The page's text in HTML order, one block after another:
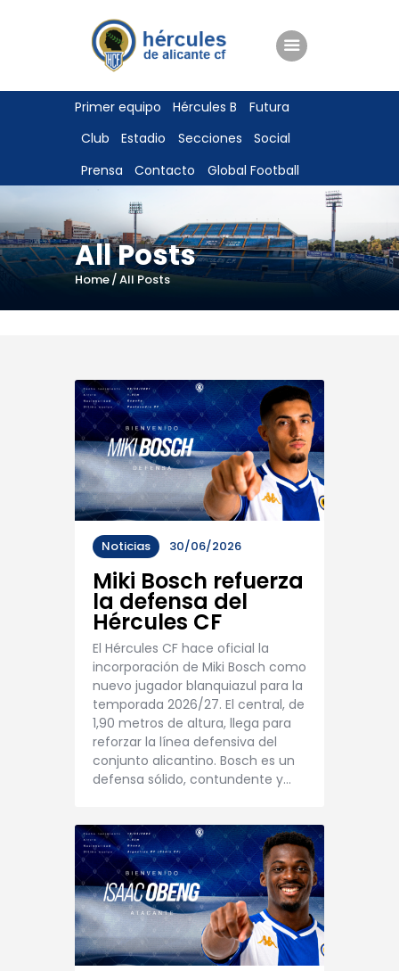
Primer equipo Hércules B
Futura
Club
Estadio Secciones
Social
Prensa
Contacto Global Football
All Posts
Home All Posts
ENTRADAS
TIENDA
HÉRCULESCF100
Noticias 30/06/2026
Miki Bosch refuerza
la defensa del
Hércules CF
El Hércules CF hace oficial la
incorporación de Miki Bosch como
nuevo jugador blanquiazul para la
temporada 2026/27. El central, de
1,90 metros de altura, llega para
reforzar la línea defensiva del
conjunto alicantino. Bosch es un
defensa sólido, contundente y…